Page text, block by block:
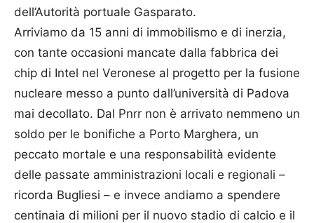
dell’Autorità portuale Gasparato.
Arriviamo da 15 anni di immobilismo e di inerzia,
con tante occasioni mancate dalla fabbrica dei
chip di Intel nel Veronese al progetto per la fusione
nucleare messo a punto dall’università di Padova
mai decollato. Dal Pnrr non è arrivato nemmeno un
soldo per le bonifiche a Porto Marghera, un
peccato mortale e una responsabilità evidente
delle passate amministrazioni locali e regionali –
ricorda Bugliesi – e invece andiamo a spendere
centinaia di milioni per il nuovo stadio di calcio e il